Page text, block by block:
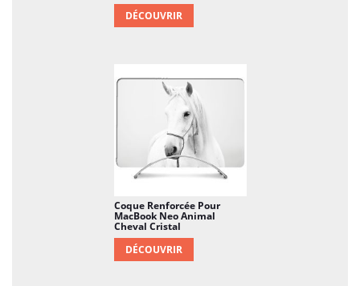
DÉCOUVRIR
Coque Renforcée Pour
MacBook Neo Animal
Cheval Cristal
DÉCOUVRIR